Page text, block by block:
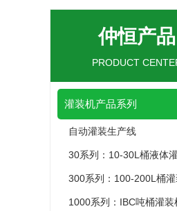
仲恒产品
PRODUCT
灌装机产品系列
自动灌装生产线
30系列：10-30L桶液体
300系列：100-200L桶
1000系列：IBC吨桶灌装